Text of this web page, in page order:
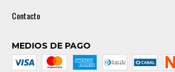
Contacto
MEDIOS DE PAGO